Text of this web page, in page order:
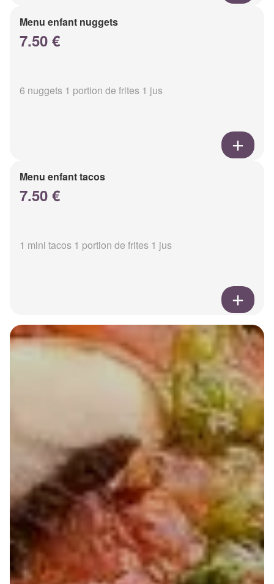
Menu enfant nuggets
7.50 €
6 nuggets 1 portion de frites 1 jus
Menu enfant tacos
7.50 €
1 mini tacos 1 portion de frites 1 jus